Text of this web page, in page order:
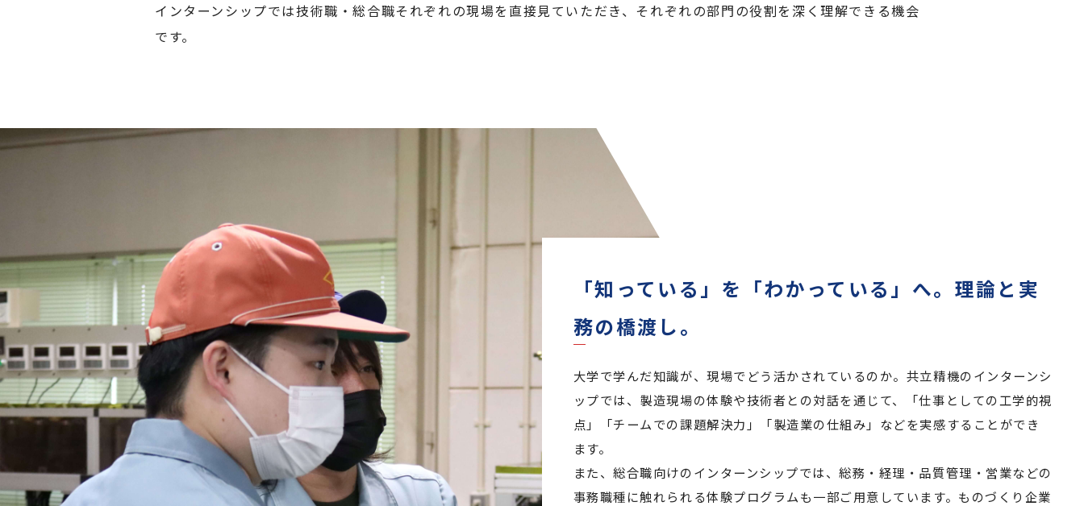
インターンシップでは技術職・総合職それぞれの現場を直接見ていただき、それぞれの部門の役割を深く理解できる機会
です。
「知っている」を「わかっている」へ。理論と実
務の橋渡し。
大学で学んだ知識が、現場でどう活かされているのか。共立精機のインターンシ
ップでは、製造現場の体験や技術者との対話を通じて、「仕事としての工学的視
点」「チームでの課題解決力」「製造業の仕組み」などを実感することができ
ます。
また、総合職向けのインターンシップでは、総務・経理・品質管理・営業などの
事務職種に触れられる体験プログラムも一部ご用意しています。ものづくり企業